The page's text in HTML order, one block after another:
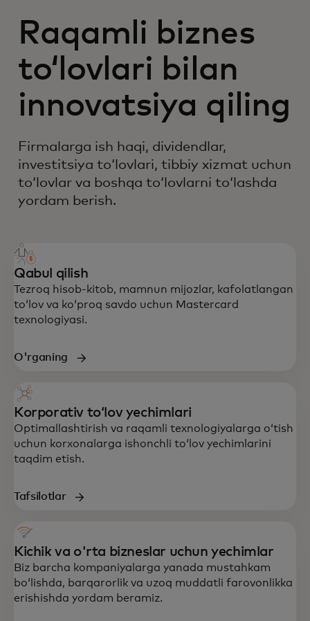
Raqamli biznes
toʻlovlari bilan
innovatsiya qiling
Firmalarga ish haqi, dividendlar,
investitsiya toʻlovlari, tibbiy xizmat uchun
toʻlovlar va boshqa toʻlovlarni toʻlashda
yordam berish.
Qabul qilish
Tezroq hisob-kitob, mamnun mijozlar, kafolatlangan
toʻlov va koʻproq savdo uchun Mastercard
texnologiyasi.
O'rganing
Korporativ toʻlov yechimlari
Optimallashtirish va raqamli texnologiyalarga oʻtish
uchun korxonalarga ishonchli toʻlov yechimlarini
taqdim etish.
Tafsilotlar
Kichik va o'rta bizneslar uchun yechimlar
Biz barcha kompaniyalarga yanada mustahkam
boʻlishda, barqarorlik va uzoq muddatli farovonlikka
erishishda yordam beramiz.